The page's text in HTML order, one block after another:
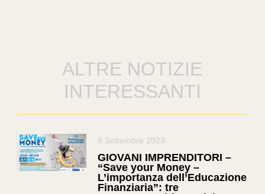
ALTRE NOTIZIE
INTERESSANTI
6 Settembre 2023
GIOVANI IMPRENDITORI –
“Save your Money –
L’importanza dell’Educazione
Finanziaria”: tre